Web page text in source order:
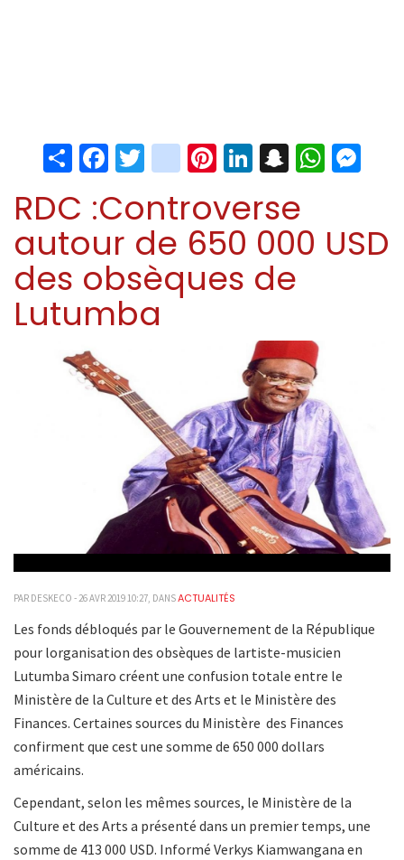
ShareFacebook
Twitter
instagram
Pinterest
LinkedIn
Snapchat
RDC :Controverse
autour de 650 000 USD
des obsèques de
Lutumba
PAR DESKECO - 26 AVR 2019 10:27, DANSACTUALITÉS
Les fonds débloqués par le Gouvernement de la République
pour lorganisation des obsèques de lartiste-musicien
Lutumba Simaro créent une confusion totale entre le
Ministère de la Culture et des Arts et le Ministère des
Finances. Certaines sources du Ministère des Finances
confirment que cest une somme de 650 000 dollars
américains.
Cependant, selon les mêmes sources, le Ministère de la
Culture et des Arts a présenté dans un premier temps, une
somme de 413 000 USD. Informé Verkys Kiamwangana en